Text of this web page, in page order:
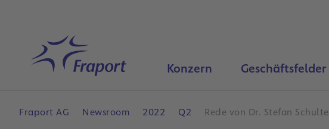
Startseite Konzern Geschäftsfelder
Fraport AG Newsroom 2022 Q2 Rede von Dr. Stefan